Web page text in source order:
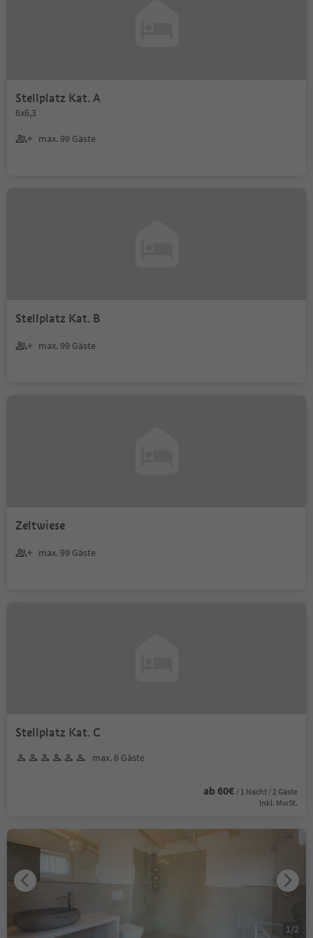
Stellplatz Kat. A
6x6,3
max. 99 Gäste
Stellplatz Kat. B
max. 99 Gäste
Zeltwiese
max. 99 Gäste
Stellplatz Kat. C
max. 6 Gäste
ab 60€ / 1 Nacht / 2 Gäste
Inkl. MwSt.
1 /2